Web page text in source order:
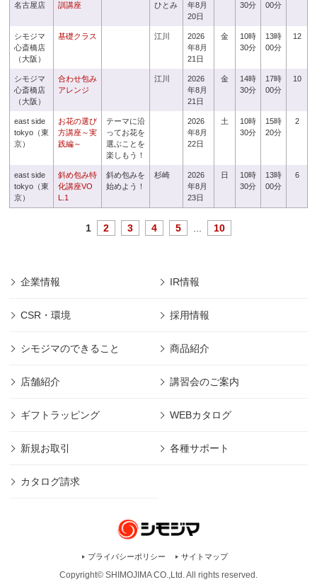
名古屋店
訓講座
ひとみ
年8月
20日
30分
00分
シモジマ
心斎橋店
（大阪）
基礎クラス 江川
2026
年8月
21日
金
10時
30分
13時
00分
12
シモジマ
心斎橋店
（大阪）
合わせ包み
アレンジ
江川
2026
年8月
21日
金
14時
30分
17時
00分
10
east side
tokyo（東
京）
お花の選び
方講座～実
践編～
テーマに沿
ってお花を
選ぶことを
楽しもう！
2026
年8月
22日
土
10時
30分
15時
20分
2
east side
tokyo（東
京）
斜め包み特
化講座VO
L.1
斜め包みを
始めよう！
杉崎
2026
年8月
23日
日
10時
30分
13時
00分
6
1 2 3 4 5 10
企業情報 IR情報
CSR・環境 採用情報
シモジマのできること 商品紹介
店舗紹介 講習会のご案内
ギフトラッピング WEBカタログ
新規お取引 各種サポート
カタログ請求
プライバシーポリシー サイトマップ
Copyright© SHIMOJIMA CO.,Ltd. All rights reserved.